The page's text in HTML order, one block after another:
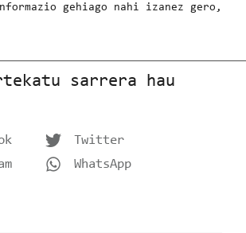
gehiago nahi izanez gero,
sarrera hau
Twitter
WhatsApp